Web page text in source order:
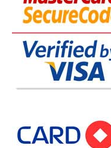
-41%
Masa de